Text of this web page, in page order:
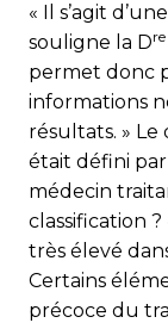
« Il s’agit
souligne la Dre
permet donc
informations
résultats. » Le
était défini
médecin
classification
très élevé
Certains
précoce du